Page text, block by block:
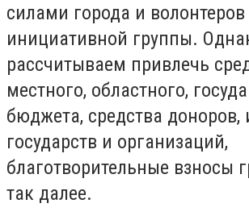
силами города и волонтеров
инициативной группы.
рассчитываем привлечь
местного, областного,
бюджета, средства доноров,
государств и организаций,
благотворительные взносы
так далее.